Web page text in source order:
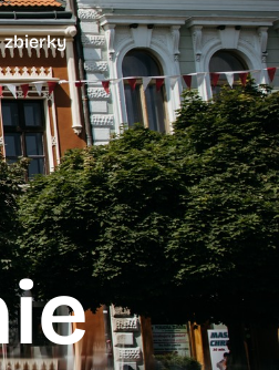
zbierky